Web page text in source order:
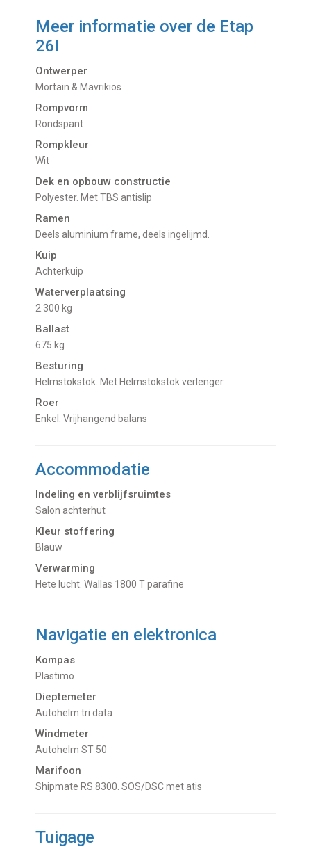
Meer informatie over de Etap
26I
Ontwerper
Mortain & Mavrikios
Rompvorm
Rondspant
Rompkleur
Wit
Dek en opbouw constructie
Polyester. Met TBS antislip
Ramen
Deels aluminium frame, deels ingelijmd.
Kuip
Achterkuip
Waterverplaatsing
2.300 kg
Ballast
675 kg
Besturing
Helmstokstok. Met Helmstokstok verlenger
Roer
Enkel. Vrijhangend balans
Accommodatie
Indeling en verblijfsruimtes
Salon achterhut
Kleur stoffering
Blauw
Verwarming
hete lucht. Wallas 1800 T parafine
Navigatie en elektronica
Kompas
Plastimo
Dieptemeter
Autohelm tri data
Windmeter
Autohelm ST 50
Marifoon
Shipmate RS 8300. SOS/DSC met atis
Tuigage